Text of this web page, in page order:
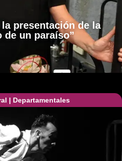
presentación de la
de un paraíso”
| Departamentales